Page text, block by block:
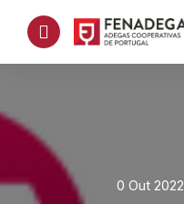
0 Out 2022